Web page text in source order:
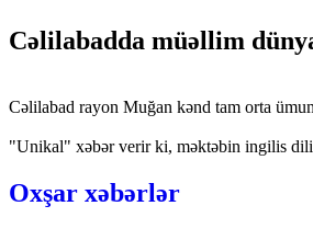
Cəlilabadda müəllim
Cəlilabad rayon Muğan kənd tam orta
"Unikal" xəbər verir ki, məktəbin ingilis
Oxşar xəbərlər